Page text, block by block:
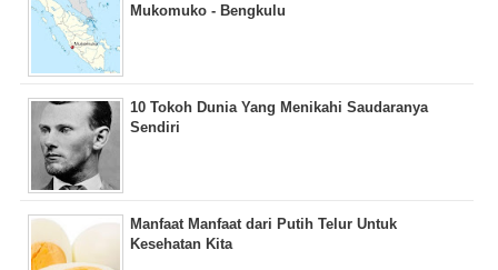
Mukomuko - Bengkulu
10 Tokoh Dunia Yang Menikahi Saudaranya
Sendiri
Manfaat Manfaat dari Putih Telur Untuk
Kesehatan Kita